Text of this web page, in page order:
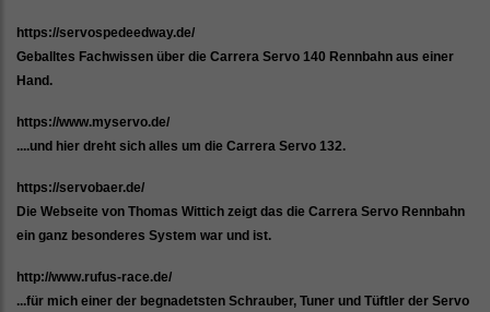
https://servospedeedway.de/
Geballtes Fachwissen über die Carrera Servo 140 Rennbahn aus einer
Hand.
https://www.myservo.de/
....und hier dreht sich alles um die Carrera Servo 132.
https://servobaer.de/
Die Webseite von Thomas Wittich zeigt das die Carrera Servo Rennbahn
ein ganz besonderes System war und ist.
http://www.rufus-race.de/
...für mich einer der begnadetsten Schrauber, Tuner und Tüftler der Servo